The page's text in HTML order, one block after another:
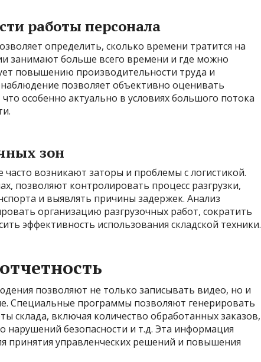
работы персонала
определить, сколько времени тратится на
занимают больше всего времени и где можно
повышению производительности труда и
позволяет объективно оценивать
особенно актуально в условиях большого потока
зон
часто возникают заторы и проблемы с логистикой.
позволяют контролировать процесс разгрузки,
и выявлять причины задержек. Анализ
организацию разгрузочных работ, сократить
эффективность использования складской техники.
позволяют не только записывать видео, но и
Специальные программы позволяют генерировать
склада, включая количество обработанных заказов,
нарушений безопасности и т.д. Эта информация
принятия управленческих решений и повышения